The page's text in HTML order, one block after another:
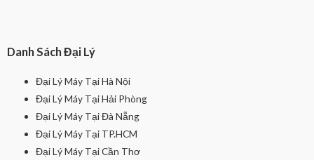
Danh Sách Đại Lý
Đại Lý Máy Tại Hà Nội
Đại Lý Máy Tại Hải Phòng
Đại Lý Máy Tại Đà Nẵng
Đại Lý Máy Tại TP.HCM
Đại Lý Máy Tại Cần Thơ